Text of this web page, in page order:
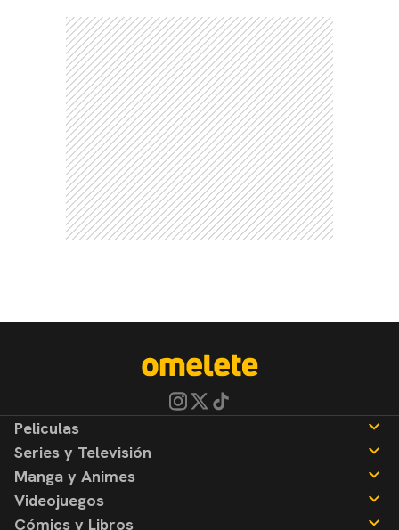
Peliculas
Noticias
Reseñas
Series y Televisión
Noticias
Reseñas
Manga y Animes
Noticias
Videojuegos
Cómics y Libros